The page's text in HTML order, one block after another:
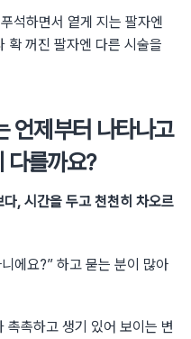
석하면서 옅게 지는 팔자엔
확 꺼진 팔자엔 다른 시술을
언제부터 나타나고
다를까요?
, 시간을 두고 천천히 차오르
에요?” 하고 묻는 분이 많아
촉촉하고 생기 있어 보이는 변